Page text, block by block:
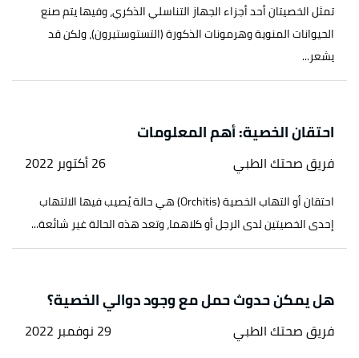
تمثل الخصيتان أحد أجزاء الجهاز التناسلي الذكري، وفيها يتم صنع
الحيوانات المنوية وهرمونات الذكورة (التستوستيرون)، ولكن قد
يشعر...
احتقان الخصية: أهم المعلومات
فريق صحتك الطبي 26 أكتوبر 2022
احتقان أو التهاب الخصية (Orchitis) هي حالة يُصيب فيها الالتهاب
إحدى الخصيتين لدى الرجل أو كلاهما، وتعد هذه الحالة غير شائعة...
هل يمكن حدوث حمل مع وجود دوالي الخصية؟
فريق صحتك الطبي 29 نوفمبر 2022